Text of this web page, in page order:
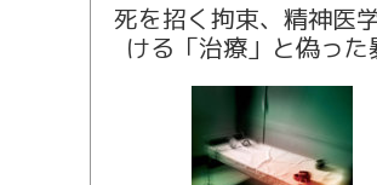
死を招く拘束、精神医
ける「治療」と偽った